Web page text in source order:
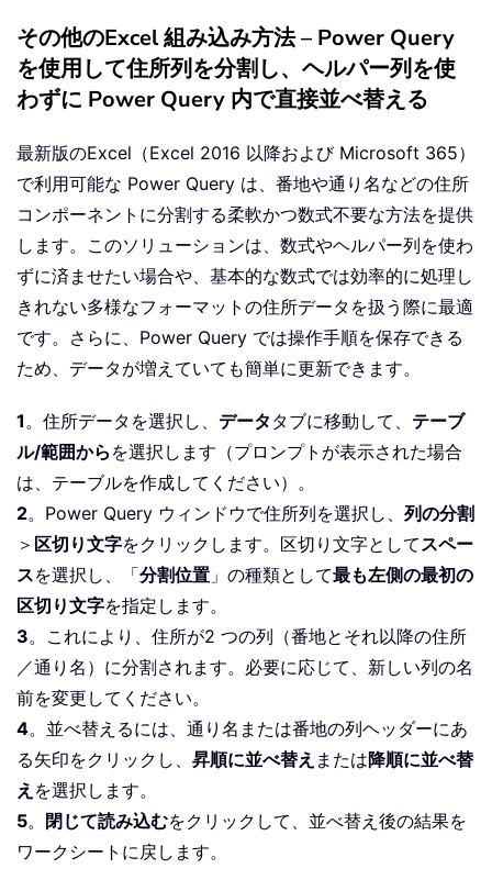
その他のExcel 組み込み方法 – Power Query
を使用して住所列を分割し、ヘルパー列を使
わずに Power Query 内で直接並べ替える
最新版のExcel（Excel 2016 以降および Microsoft 365）
で利用可能な Power Query は、番地や通り名などの住所
コンポーネントに分割する柔軟かつ数式不要な方法を提供
します。このソリューションは、数式やヘルパー列を使わ
ずに済ませたい場合や、基本的な数式では効率的に処理し
きれない多様なフォーマットの住所データを扱う際に最適
です。さらに、Power Query では操作手順を保存できる
ため、データが増えていても簡単に更新できます。
1 。住所データを選択し、 データ タブに移動して、 テーブ
ル/範囲から を選択します（プロンプトが表示された場合
は、テーブルを作成してください）。
2。Power Query ウィンドウで住所列を選択し、 列の分割
＞ 区切り文字をクリックします。区切り文字として スペー
スを選択し、「分割位置 」の種類として最も左側の最初の
区切り文字を指定します。
3。これにより、住所が2 つの列（番地とそれ以降の住所
／通り名）に分割されます。必要に応じて、新しい列の名
前を変更してください。
4。並べ替えるには、通り名または番地の列ヘッダーにあ
る矢印をクリックし、 昇順に並べ替え または降順に並べ替
え を選択します。
5。 閉じて読み込むをクリックして、並べ替え後の結果を
ワークシートに戻します。